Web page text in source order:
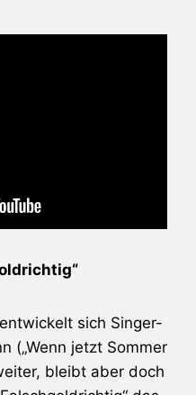
sich Singer-
(„Wenn jetzt Sommer
bleibt aber doch